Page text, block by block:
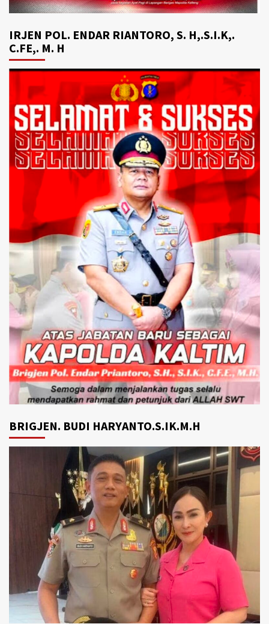
IRJEN POL. ENDAR RIANTORO, S. H,.S.I.K,.
C.FE,. M. H
BRIGJEN. BUDI HARYANTO.S.IK.M.H